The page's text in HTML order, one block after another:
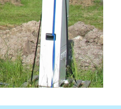
et énergie